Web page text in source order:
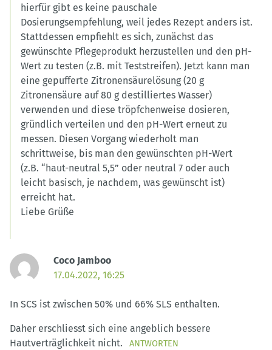
hierfür gibt es keine pauschale
Dosierungsempfehlung, weil jedes Rezept anders ist.
Stattdessen empfiehlt es sich, zunächst das
gewünschte Pflegeprodukt herzustellen und den pH-
Wert zu testen (z.B. mit Teststreifen). Jetzt kann man
eine gepufferte Zitronensäurelösung (20 g
Zitronensäure auf 80 g destilliertes Wasser)
verwenden und diese tröpfchenweise dosieren,
gründlich verteilen und den pH-Wert erneut zu
messen. Diesen Vorgang wiederholt man
schrittweise, bis man den gewünschten pH-Wert
(z.B. “haut-neutral 5,5” oder neutral 7 oder auch
leicht basisch, je nachdem, was gewünscht ist)
erreicht hat.
Liebe Grüße
Coco Jamboo
17.04.2022, 16:25
In SCS ist zwischen 50% und 66% SLS enthalten.
Daher erschliesst sich eine angeblich bessere
Hautverträglichkeit nicht.
ANTWORTEN